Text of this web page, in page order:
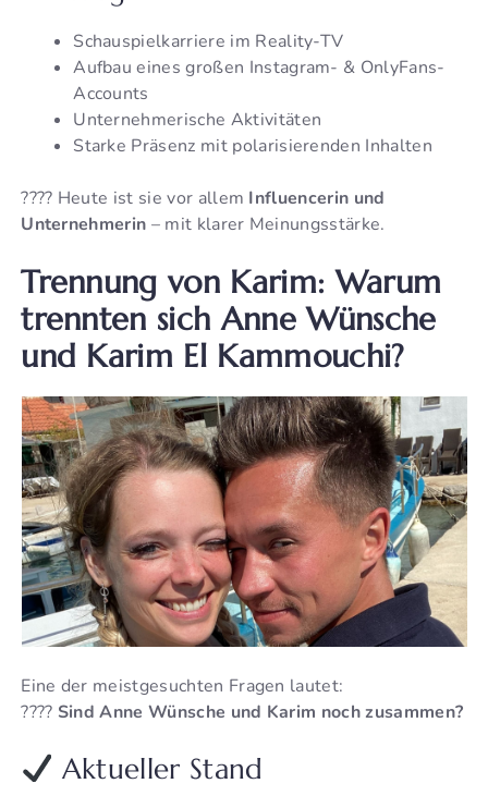
Schauspielkarriere im Reality-TV
Aufbau eines großen Instagram- & OnlyFans-
Accounts
Unternehmerische Aktivitäten
Starke Präsenz mit polarisierenden Inhalten
???? Heute ist sie vor allem Influencerin und
Unternehmerin – mit klarer Meinungsstärke.
Trennung von Karim: Warum
trennten sich Anne Wünsche
und Karim El Kammouchi?
Eine der meistgesuchten Fragen lautet:
???? Sind Anne Wünsche und Karim noch zusammen?
Aktueller Stand